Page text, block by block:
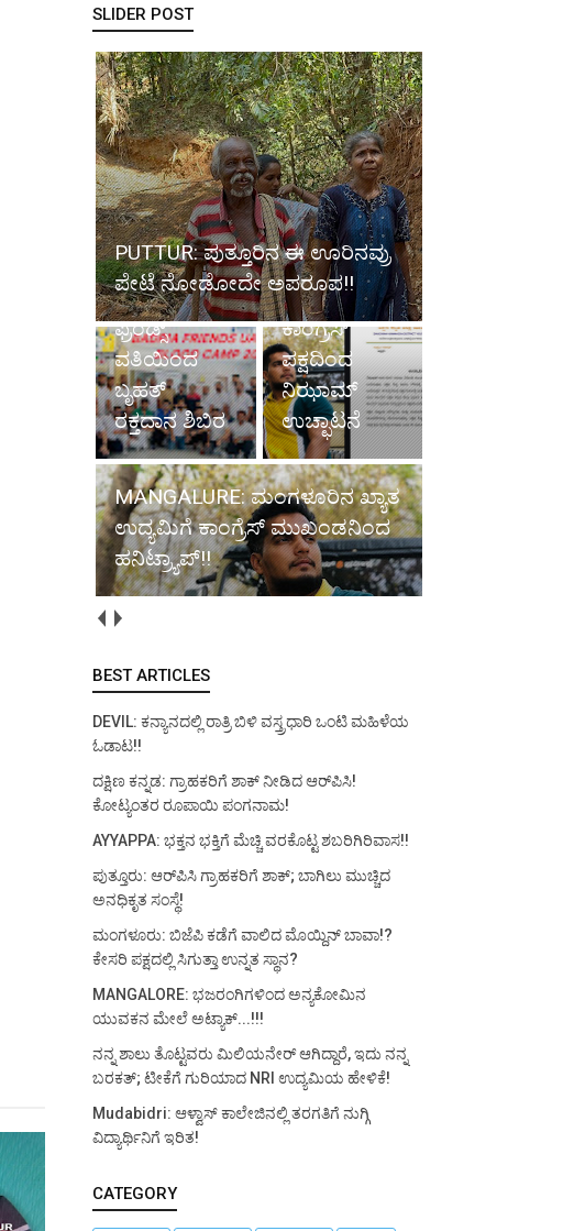
SLIDER POST
PUTTUR: ಪುತ್ತೂರಿನ ಈ ಊರಿನವ್ರು
ಪೇಟೆ ನೋಡೋದೇ ಅಪರೂಪ!!
ದುಬೈ: ಬದ್ರಿಯಾ
ಫ್ರೆಂಡ್ಸ್
ವತಿಯಿಂದ
ಬೃಹತ್
ರಕ್ತದಾನ ಶಿಬಿರ
MANGALURU:
ಖ್ಯಾತ
ಉದ್ಯಮಿಗೆ
ಹನಿಟ್ರ್ಯಾಪ್;
ಕಾಂಗ್ರೆಸ್
ಪಕ್ಷದಿಂದ
ನಿಝಾಮ್
ಉಚ್ಛಾಟನೆ
MANGALURE: ಮಂಗಳೂರಿನ ಖ್ಯಾತ
ಉದ್ಯಮಿಗೆ ಕಾಂಗ್ರೆಸ್ ಮುಖಂಡನಿಂದ
ಹನಿಟ್ರ್ಯಾಪ್!!
BEST ARTICLES
DEVIL: ಕನ್ಯಾನದಲ್ಲಿ ರಾತ್ರಿ ಬಿಳಿ ವಸ್ತ್ರಧಾರಿ ಒಂಟಿ ಮಹಿಳೆಯ
ಓಡಾಟ!!
ದಕ್ಷಿಣ ಕನ್ನಡ: ಗ್ರಾಹಕರಿಗೆ ಶಾಕ್ ನೀಡಿದ ಆರ್‌ಪಿಸಿ!
ಕೋಟ್ಯಂತರ ರೂಪಾಯಿ ಪಂಗನಾಮ!
AYYAPPA: ಭಕ್ತನ ಭಕ್ತಿಗೆ ಮೆಚ್ಚಿ ವರಕೊಟ್ಟ ಶಬರಿಗಿರಿವಾಸ!!
ಪುತ್ತೂರು: ಆರ್‌ಪಿಸಿ ಗ್ರಾಹಕರಿಗೆ ಶಾಕ್; ಬಾಗಿಲು ಮುಚ್ಚಿದ
ಅನಧಿಕೃತ ಸಂಸ್ಥೆ!
ಮಂಗಳೂರು: ಬಿಜೆಪಿ ಕಡೆಗೆ ವಾಲಿದ ಮೊಯ್ದಿನ್ ಬಾವಾ!?
ಕೇಸರಿ ಪಕ್ಷದಲ್ಲಿ ಸಿಗುತ್ತಾ ಉನ್ನತ ಸ್ಥಾನ?
MANGALORE: ಭಜರಂಗಿಗಳಿಂದ ಅನ್ಯಕೋಮಿನ
ಯುವಕನ ಮೇಲೆ ಅಟ್ಯಾಕ್...!!!
ನನ್ನ ಶಾಲು ತೊಟ್ಟವರು ಮಿಲಿಯನೇರ್ ಆಗಿದ್ದಾರೆ, ಇದು ನನ್ನ
ಬರಕತ್; ಟೀಕೆಗೆ ಗುರಿಯಾದ NRI ಉದ್ಯಮಿಯ ಹೇಳಿಕೆ!
Mudabidri: ಆಳ್ವಾಸ್ ಕಾಲೇಜಿನಲ್ಲಿ ತರಗತಿಗೆ ನುಗ್ಗಿ
ವಿದ್ಯಾರ್ಥಿನಿಗೆ ಇರಿತ!
CATEGORY